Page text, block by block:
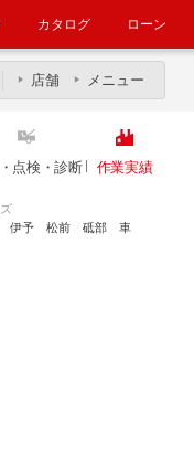
カタログ ローン
店舗 メニュー
点検・診断 作業実績
伊予 松前 砥部 車